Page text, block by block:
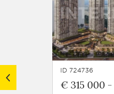
ID 724736
€ 315 000 -